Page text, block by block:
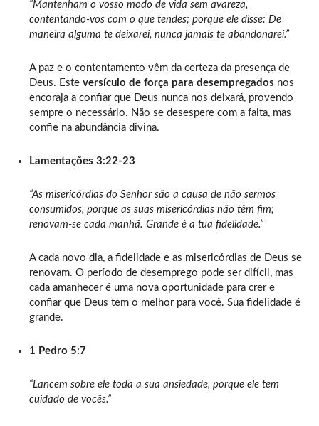
“Mantenham o vosso modo de vida sem avareza,
contentando-vos com o que tendes; porque ele disse: De
maneira alguma te deixarei, nunca jamais te abandonarei.”
A paz e o contentamento vêm da certeza da presença de
Deus. Este versículo de força para desempregados nos
encoraja a confiar que Deus nunca nos deixará, provendo
sempre o necessário. Não se desespere com a falta, mas
confie na abundância divina.
Lamentações 3:22-23
“As misericórdias do Senhor são a causa de não sermos
consumidos, porque as suas misericórdias não têm fim;
renovam-se cada manhã. Grande é a tua fidelidade.”
A cada novo dia, a fidelidade e as misericórdias de Deus se
renovam. O período de desemprego pode ser difícil, mas
cada amanhecer é uma nova oportunidade para crer e
confiar que Deus tem o melhor para você. Sua fidelidade é
grande.
1 Pedro 5:7
“Lancem sobre ele toda a sua ansiedade, porque ele tem
cuidado de vocês.”